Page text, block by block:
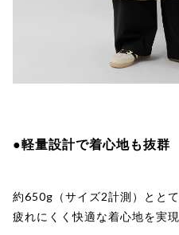
●軽量設計で着心地も抜群
約650g（サイズ2計測）とと
疲れにくく快適な着心地を実現